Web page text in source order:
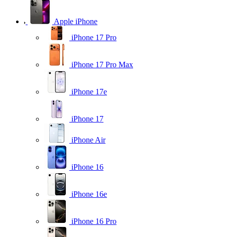
Apple iPhone
iPhone 17 Pro
iPhone 17 Pro Max
iPhone 17e
iPhone 17
iPhone Air
iPhone 16
iPhone 16e
iPhone 16 Pro